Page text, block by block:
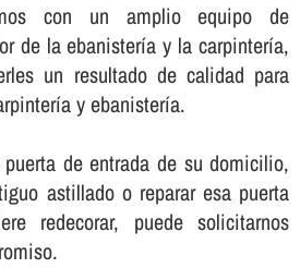
con un amplio equipo de
de la ebanisterí­a y la carpinterí­a,
un resultado de calidad para
y ebanisterí­a.
de entrada de su domicilio,
astillado o reparar esa puerta
redecorar, puede solicitarnos